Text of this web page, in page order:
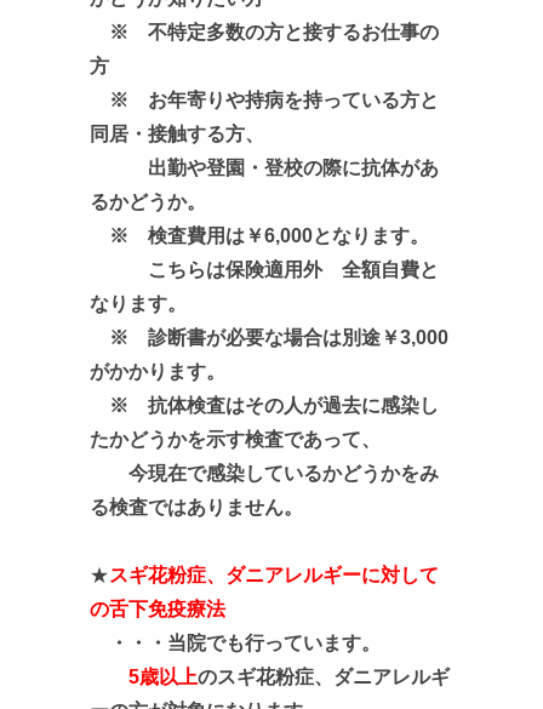
※ 不特定多数の方と接するお仕事の
方
※ お年寄りや持病を持っている方と
同居・接触する方、
出勤や登園・登校の際に抗体があ
るかどうか。
※ 検査費用は￥6,000となります。
こちらは保険適用外 全額自費と
なります。
※ 診断書が必要な場合は別途￥3,000
がかかります。
※ 抗体検査はその人が過去に感染し
たかどうかを示す検査であって、
今現在で感染しているかどうかをみ
る検査ではありません。
★スギ花粉症、ダニアレルギーに対して
の舌下免疫療法
・・・当院でも行っています。
5歳以上のスギ花粉症、ダニアレルギ